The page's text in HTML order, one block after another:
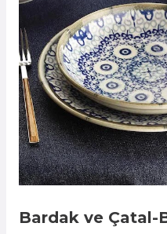
Bardak ve Çatal-